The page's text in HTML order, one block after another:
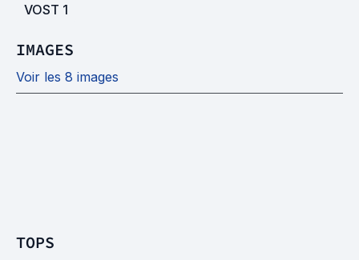
VOST 1
IMAGES
Voir les 8 images
TOPS